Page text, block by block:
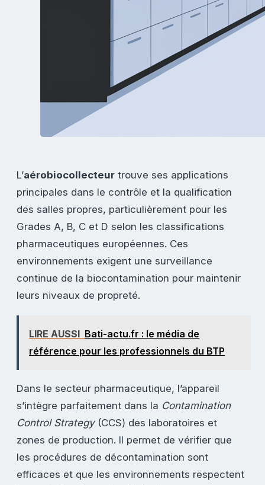
L’aérobiocollecteur trouve ses applications
principales dans le contrôle et la qualification
des salles propres, particulièrement pour les
Grades A, B, C et D selon les classifications
pharmaceutiques européennes. Ces
environnements exigent une surveillance
continue de la biocontamination pour maintenir
leurs niveaux de propreté.
LIRE AUSSI Bati-actu.fr : le média de
référence pour les professionnels du BTP
Dans le secteur pharmaceutique, l’appareil
s’intègre parfaitement dans la Contamination
Control Strategy(CCS) des laboratoires et
zones de production. Il permet de vérifier que
les procédures de décontamination sont
efficaces et que les environnements respectent